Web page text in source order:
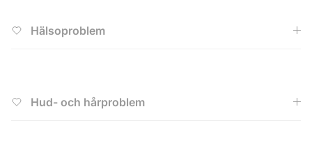
Hälsoproblem
Hud- och hårproblem